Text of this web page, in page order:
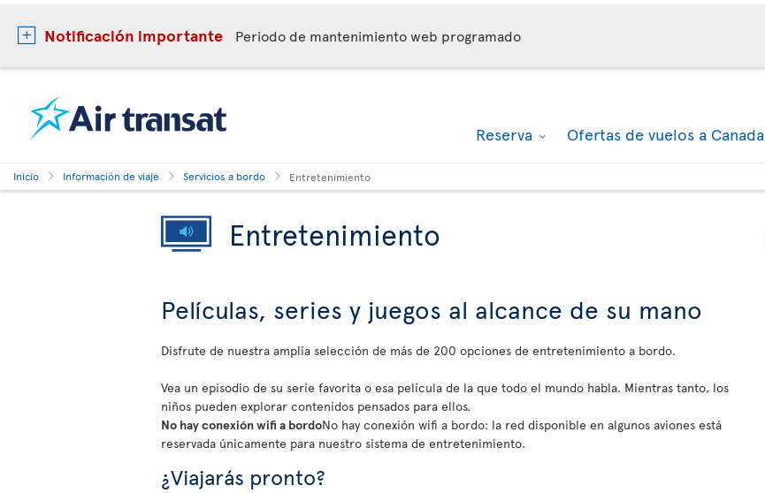
Notificación importante Periodo de mantenimiento web programado
Reserva Ofertas de vuelos a Canada
Inicio Información de viaje Servicios a bordo Entretenimiento
Entretenimiento
Películas, series y juegos al alcance de su mano
Disfrute de nuestra amplia selección de más de 200 opciones de entretenimiento a bordo.
Vea un episodio de su serie favorita o esa película de la que todo el mundo habla. Mientras tanto, los
niños pueden explorar contenidos pensados para ellos.
No hay conexión wifi a bordoNo hay conexión wifi a bordo: la red disponible en algunos aviones está
reservada únicamente para nuestro sistema de entretenimiento.
¿Viajarás pronto?